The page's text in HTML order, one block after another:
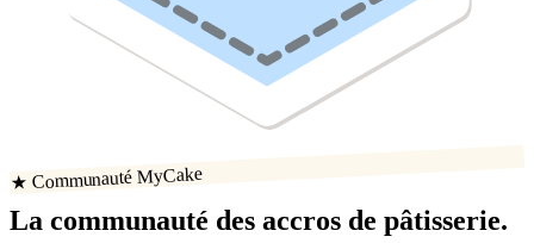
★ Communauté MyCake
La communauté des accros de pâtisserie.